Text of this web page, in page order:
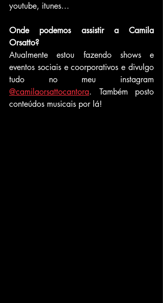
youtube, itunes…
Onde podemos assistir a Camila
Orsatto?
Atualmente estou fazendo shows e
eventos sociais e coorporativos e divulgo
@camilaorsattocantora. Também posto
conteúdos musicais por lá!